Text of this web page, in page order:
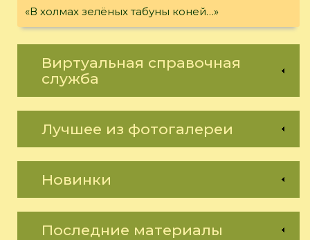
«В холмах зелёных табуны коней…»
Виртуальная справочная
служба
Лучшее из фотогалереи
Новинки
Последние материалы